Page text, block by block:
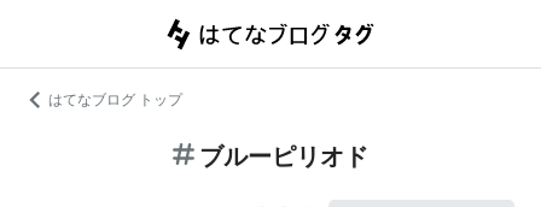
はてなブログ トップ
ブルーピリオド